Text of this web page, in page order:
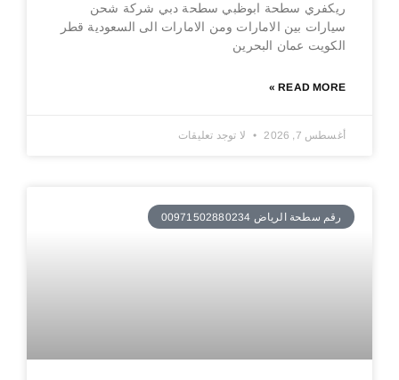
ريكفري سطحة ابوظبي سطحة دبي شركة شحن
سيارات بين الامارات ومن الامارات الى السعودية قطر
الكويت عمان البحرين
READ MORE »
أغسطس 7, 2026 لا توجد تعليقات
رقم سطحة الرياض 00971502880234